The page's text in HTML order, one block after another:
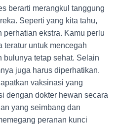
berarti merangkul tanggung
Seperti yang kita tahu,
perhatian ekstra. Kamu perlu
teratur untuk mencegah
bulunya tetap sehat. Selain
juga harus diperhatikan.
vaksinasi yang
dengan dokter hewan secara
yang seimbang dan
peranan kunci